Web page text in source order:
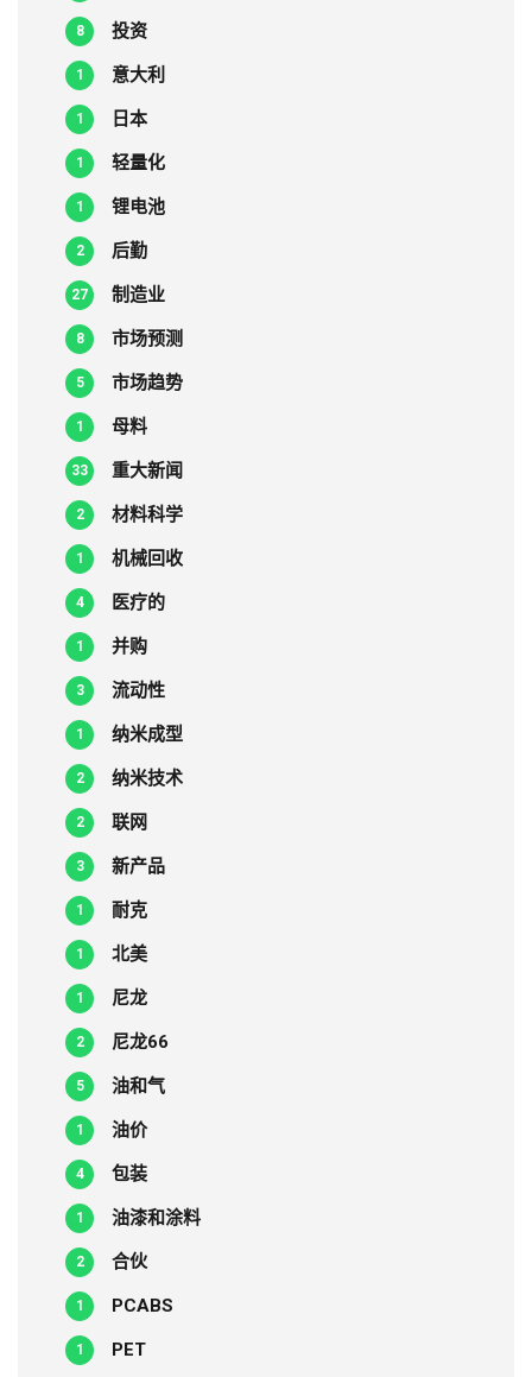
投资
8
意大利
1
日本
1
轻量化
1
锂电池
1
后勤
2
制造业
27
市场预测
8
市场趋势
5
母料
1
重大新闻
33
材料科学
2
机械回收
1
医疗的
4
并购
1
流动性
3
纳米成型
1
纳米技术
2
联网
2
新产品
3
耐克
1
北美
1
尼龙
1
尼龙66
2
油和气
5
油价
1
包装
4
油漆和涂料
1
合伙
2
PCABS
1
PET
1